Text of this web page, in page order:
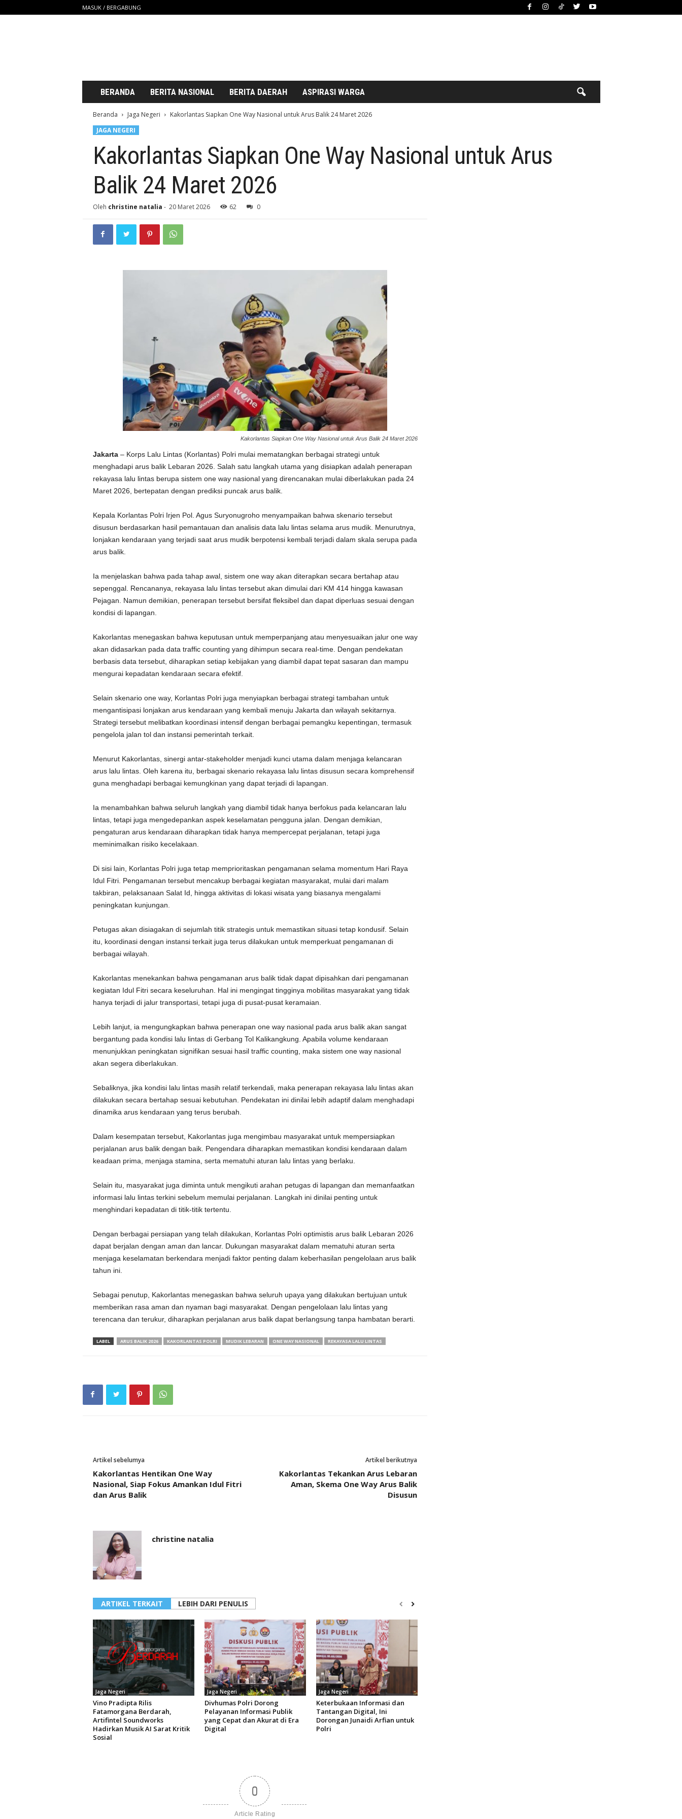
MASUK / BERGABUNG
BERANDA BERITA NASIONAL BERITA DAERAH ASPIRASI WARGA
Beranda Jaga Negeri
Kakorlantas Siapkan One Way Nasional untuk Arus Balik 24 Maret 2026
JAGA NEGERI
Kakorlantas Siapkan One Way Nasional untuk Arus
Balik 24 Maret 2026
Oleh christine natalia - 20 Maret 2026 62 0
Kakorlantas Siapkan One Way Nasional untuk Arus Balik 24 Maret 2026
Jakarta– Korps Lalu Lintas (Korlantas) Polri mulai mematangkan berbagai strategi untuk
menghadapi arus balik Lebaran 2026. Salah satu langkah utama yang disiapkan adalah penerapan
rekayasa lalu lintas berupa sistem one way nasional yang direncanakan mulai diberlakukan pada 24
Maret 2026, bertepatan dengan prediksi puncak arus balik.
Kepala Korlantas Polri Irjen Pol. Agus Suryonugroho menyampaikan bahwa skenario tersebut
disusun berdasarkan hasil pemantauan dan analisis data lalu lintas selama arus mudik. Menurutnya,
lonjakan kendaraan yang terjadi saat arus mudik berpotensi kembali terjadi dalam skala serupa pada
arus balik.
Ia menjelaskan bahwa pada tahap awal, sistem one way akan diterapkan secara bertahap atau
sepenggal. Rencananya, rekayasa lalu lintas tersebut akan dimulai dari KM 414 hingga kawasan
Pejagan. Namun demikian, penerapan tersebut bersifat fleksibel dan dapat diperluas sesuai dengan
kondisi di lapangan.
Kakorlantas menegaskan bahwa keputusan untuk memperpanjang atau menyesuaikan jalur one way
akan didasarkan pada data traffic counting yang dihimpun secara real-time. Dengan pendekatan
berbasis data tersebut, diharapkan setiap kebijakan yang diambil dapat tepat sasaran dan mampu
mengurai kepadatan kendaraan secara efektif.
Selain skenario one way, Korlantas Polri juga menyiapkan berbagai strategi tambahan untuk
mengantisipasi lonjakan arus kendaraan yang kembali menuju Jakarta dan wilayah sekitarnya.
Strategi tersebut melibatkan koordinasi intensif dengan berbagai pemangku kepentingan, termasuk
pengelola jalan tol dan instansi pemerintah terkait.
Menurut Kakorlantas, sinergi antar-stakeholder menjadi kunci utama dalam menjaga kelancaran
arus lalu lintas. Oleh karena itu, berbagai skenario rekayasa lalu lintas disusun secara komprehensif
guna menghadapi berbagai kemungkinan yang dapat terjadi di lapangan.
Ia menambahkan bahwa seluruh langkah yang diambil tidak hanya berfokus pada kelancaran lalu
lintas, tetapi juga mengedepankan aspek keselamatan pengguna jalan. Dengan demikian,
pengaturan arus kendaraan diharapkan tidak hanya mempercepat perjalanan, tetapi juga
meminimalkan risiko kecelakaan.
Di sisi lain, Korlantas Polri juga tetap memprioritaskan pengamanan selama momentum Hari Raya
Idul Fitri. Pengamanan tersebut mencakup berbagai kegiatan masyarakat, mulai dari malam
takbiran, pelaksanaan Salat Id, hingga aktivitas di lokasi wisata yang biasanya mengalami
peningkatan kunjungan.
Petugas akan disiagakan di sejumlah titik strategis untuk memastikan situasi tetap kondusif. Selain
itu, koordinasi dengan instansi terkait juga terus dilakukan untuk memperkuat pengamanan di
berbagai wilayah.
Kakorlantas menekankan bahwa pengamanan arus balik tidak dapat dipisahkan dari pengamanan
kegiatan Idul Fitri secara keseluruhan. Hal ini mengingat tingginya mobilitas masyarakat yang tidak
hanya terjadi di jalur transportasi, tetapi juga di pusat-pusat keramaian.
Lebih lanjut, ia mengungkapkan bahwa penerapan one way nasional pada arus balik akan sangat
bergantung pada kondisi lalu lintas di Gerbang Tol Kalikangkung. Apabila volume kendaraan
menunjukkan peningkatan signifikan sesuai hasil traffic counting, maka sistem one way nasional
akan segera diberlakukan.
Sebaliknya, jika kondisi lalu lintas masih relatif terkendali, maka penerapan rekayasa lalu lintas akan
dilakukan secara bertahap sesuai kebutuhan. Pendekatan ini dinilai lebih adaptif dalam menghadapi
dinamika arus kendaraan yang terus berubah.
Dalam kesempatan tersebut, Kakorlantas juga mengimbau masyarakat untuk mempersiapkan
perjalanan arus balik dengan baik. Pengendara diharapkan memastikan kondisi kendaraan dalam
keadaan prima, menjaga stamina, serta mematuhi aturan lalu lintas yang berlaku.
Selain itu, masyarakat juga diminta untuk mengikuti arahan petugas di lapangan dan memanfaatkan
informasi lalu lintas terkini sebelum memulai perjalanan. Langkah ini dinilai penting untuk
menghindari kepadatan di titik-titik tertentu.
Dengan berbagai persiapan yang telah dilakukan, Korlantas Polri optimistis arus balik Lebaran 2026
dapat berjalan dengan aman dan lancar. Dukungan masyarakat dalam mematuhi aturan serta
menjaga keselamatan berkendara menjadi faktor penting dalam keberhasilan pengelolaan arus balik
tahun ini.
Sebagai penutup, Kakorlantas menegaskan bahwa seluruh upaya yang dilakukan bertujuan untuk
memberikan rasa aman dan nyaman bagi masyarakat. Dengan pengelolaan lalu lintas yang
terencana dan terukur, diharapkan perjalanan arus balik dapat berlangsung tanpa hambatan berarti.
LABEL ARUS BALIK 2026 KAKORLANTAS POLRI MUDIK LEBARAN ONE WAY NASIONAL REKAYASA LALU LINTAS
Artikel sebelumya
Kakorlantas Hentikan One Way
Nasional, Siap Fokus Amankan Idul Fitri
dan Arus Balik
Artikel berikutnya
Kakorlantas Tekankan Arus Lebaran
Aman, Skema One Way Arus Balik
Disusun
christine natalia
ARTIKEL TERKAIT LEBIH DARI PENULIS
Jaga Negeri
Vino Pradipta Rilis
Fatamorgana Berdarah,
Artifintel Soundworks
Hadirkan Musik AI Sarat Kritik
Sosial
Jaga Negeri
Divhumas Polri Dorong
Pelayanan Informasi Publik
yang Cepat dan Akurat di Era
Digital
Jaga Negeri
Keterbukaan Informasi dan
Tantangan Digital, Ini
Dorongan Junaidi Arfian untuk
Polri
0
Article Rating